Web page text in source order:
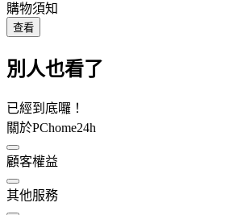
購物須知
查看
別人也看了
已經到底囉！
關於PChome24h
顧客權益
其他服務